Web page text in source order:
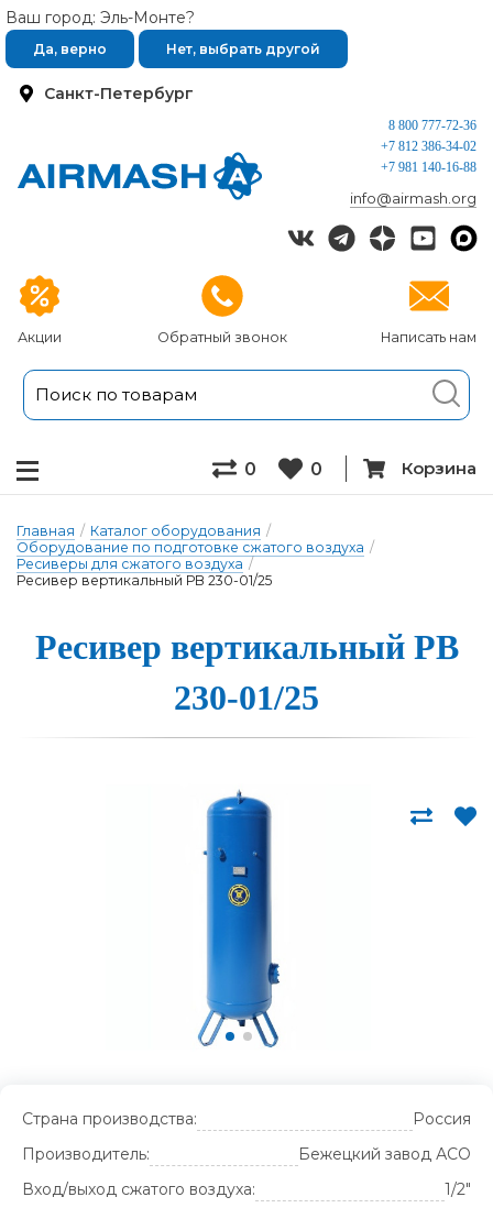
Санкт-Петербург
Ваш город: Эль-Монте?
Да, верно Нет, выбрать другой
Акции Обратный звонок Написать нам
8 800 777-72-36
+7 812 386-34-02
+7 981 140-16-88
info@airmash.org
0 0 Корзина
Главная / Каталог оборудования /
Оборудование по подготовке сжатого воздуха /
Ресиверы для сжатого воздуха /
Ресивер вертикальный РВ 230-01/25
Ресивер вер­ти­каль­ный РВ
230-01/25
Страна производства:
Россия
Производитель:
Бежецкий завод АСО
Вход/выход сжатого воздуха:
1/2"